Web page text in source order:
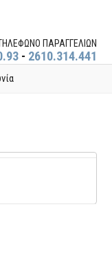
ΠΑΡΑΓΓΕΛΙΩΝ
- 2610.314.441